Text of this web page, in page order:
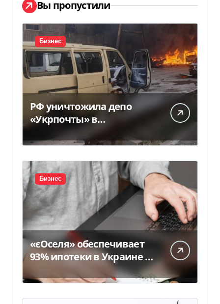
Вы пропустили
Бизнес
РФ уничтожила депо
«Укрпочты» в
Павлограде: есть
погибшие и ранены
Бизнес
«єОселя» обеспечивает
93% ипотеки в Украине –
банкиры